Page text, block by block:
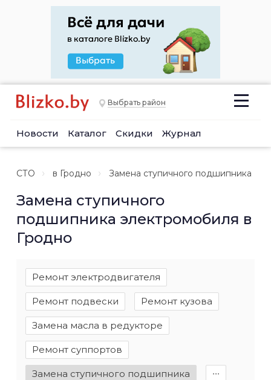
Выбрать район
Новости Каталог Скидки Журнал
СТО в Гродно Замена ступичного подшипника
Замена ступичного
подшипника электромобиля в
Гродно
Ремонт электродвигателя
Ремонт подвески Ремонт кузова
Замена масла в редукторе
Ремонт суппортов
Замена ступичного подшипника ∙∙∙